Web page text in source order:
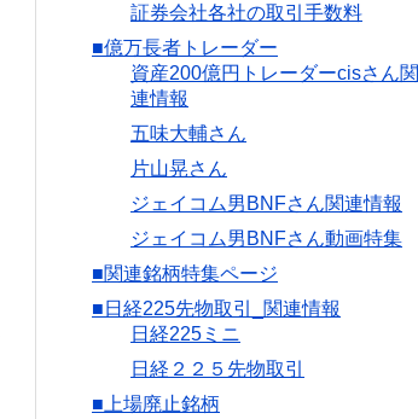
証券会社各社の取引手数料
■億万長者トレーダー
資産200億円トレーダーcisさん関
連情報
五味大輔さん
片山晃さん
ジェイコム男BNFさん関連情報
ジェイコム男BNFさん動画特集
■関連銘柄特集ページ
■日経225先物取引_関連情報
日経225ミニ
日経２２５先物取引
■上場廃止銘柄